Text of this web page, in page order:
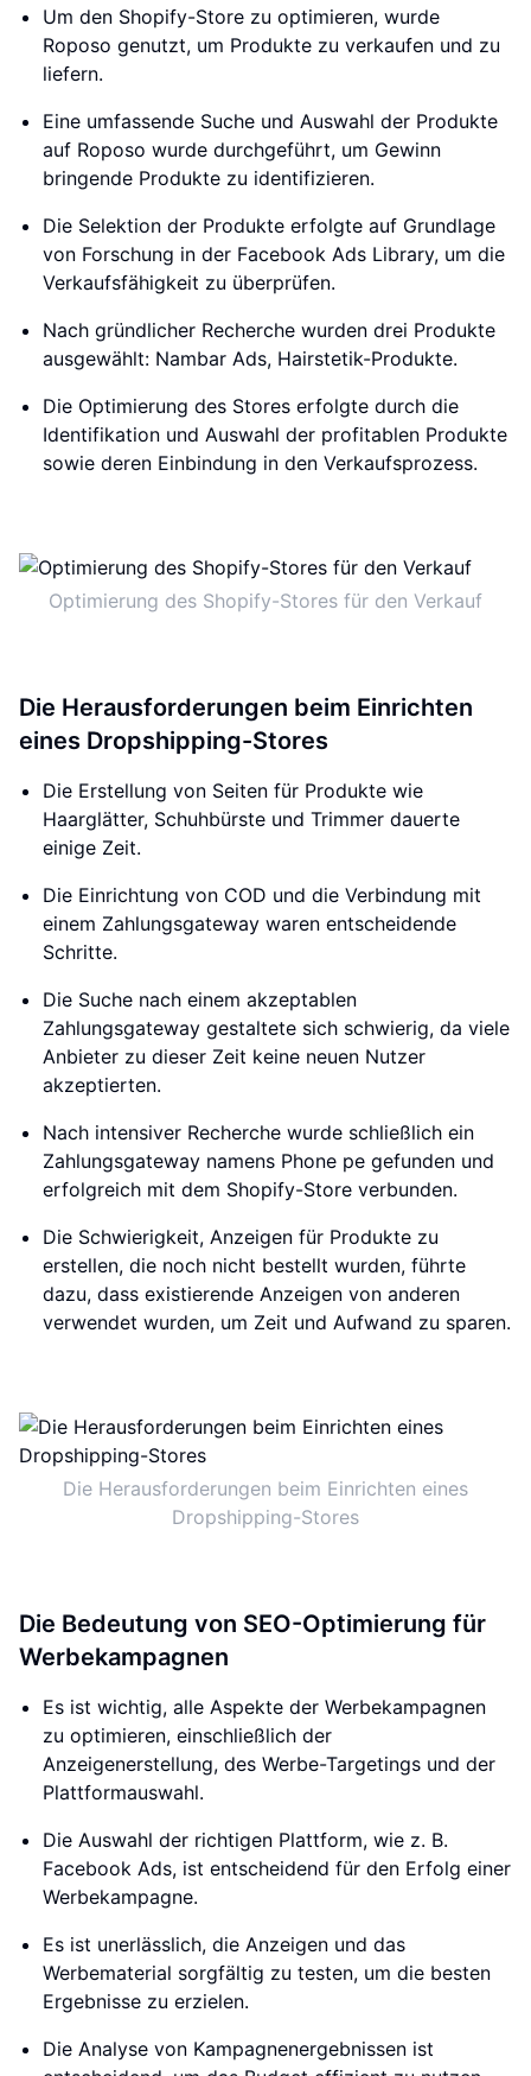
Um den Shopify-Store zu optimieren, wurde
Roposo genutzt, um Produkte zu verkaufen und zu
liefern.
Eine umfassende Suche und Auswahl der Produkte
auf Roposo wurde durchgeführt, um Gewinn
bringende Produkte zu identifizieren.
Die Selektion der Produkte erfolgte auf Grundlage
von Forschung in der Facebook Ads Library, um die
Verkaufsfähigkeit zu überprüfen.
Nach gründlicher Recherche wurden drei Produkte
ausgewählt: Nambar Ads, Hairstetik-Produkte.
Die Optimierung des Stores erfolgte durch die
Identifikation und Auswahl der profitablen Produkte
sowie deren Einbindung in den Verkaufsprozess.
Optimierung des Shopify-Stores für den Verkauf
Die Herausforderungen beim Einrichten
eines Dropshipping-Stores
Die Erstellung von Seiten für Produkte wie
Haarglätter, Schuhbürste und Trimmer dauerte
einige Zeit.
Die Einrichtung von COD und die Verbindung mit
einem Zahlungsgateway waren entscheidende
Schritte.
Die Suche nach einem akzeptablen
Zahlungsgateway gestaltete sich schwierig, da viele
Anbieter zu dieser Zeit keine neuen Nutzer
akzeptierten.
Nach intensiver Recherche wurde schließlich ein
Zahlungsgateway namens Phone pe gefunden und
erfolgreich mit dem Shopify-Store verbunden.
Die Schwierigkeit, Anzeigen für Produkte zu
erstellen, die noch nicht bestellt wurden, führte
dazu, dass existierende Anzeigen von anderen
verwendet wurden, um Zeit und Aufwand zu sparen.
Die Herausforderungen beim Einrichten eines
Dropshipping-Stores
Die Bedeutung von SEO-Optimierung für
Werbekampagnen
Es ist wichtig, alle Aspekte der Werbekampagnen
zu optimieren, einschließlich der
Anzeigenerstellung, des Werbe-Targetings und der
Plattformauswahl.
Die Auswahl der richtigen Plattform, wie z. B.
Facebook Ads, ist entscheidend für den Erfolg einer
Werbekampagne.
Es ist unerlässlich, die Anzeigen und das
Werbematerial sorgfältig zu testen, um die besten
Ergebnisse zu erzielen.
Die Analyse von Kampagnenergebnissen ist